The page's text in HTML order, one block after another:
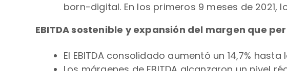
born-digital. En los primeros 9 meses de
EBITDA sostenible y expansión del margen que
El EBITDA consolidado aumentó un 14,7%